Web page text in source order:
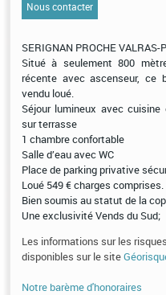
Nous contacter
SERIGNAN PROCHE VALRAS-
Situé à seulement 800
récente avec ascenseur, ce
vendu loué.
Séjour lumineux avec
sur terrasse
1 chambre confortable
Salle d’eau avec WC
Place de parking privative
Loué 549 € charges comprises.
Bien soumis au statut de la
Une exclusivité Vends du Sud;
Les informations sur les
disponibles sur le site
Notre barème d'honoraires